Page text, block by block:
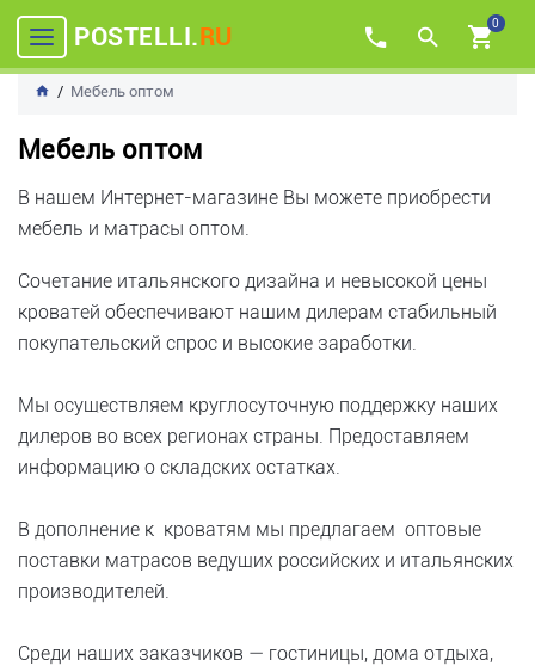
POSTELLI.RU 0
Мебель оптом
Мебель оптом
В нашем Интернет-магазине Вы можете приобрести
мебель и матрасы оптом.
Сочетание итальянского дизайна и невысокой цены
кроватей обеспечивают нашим дилерам стабильный
покупательский спрос и высокие заработки.
Мы осуществляем круглосуточную поддержку наших
дилеров во всех регионах страны. Предоставляем
информацию о складских остатках.
В дополнение к кроватям мы предлагаем оптовые
поставки матрасов ведущих российских и итальянских
производителей.
Среди наших заказчиков — гостиницы, дома отдыха,